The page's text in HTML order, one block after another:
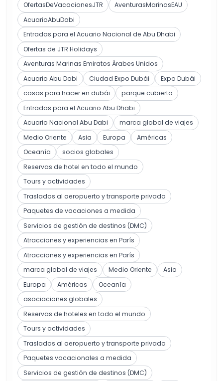
OfertasDeVacacionesJTR
AventurasMarinasEAU
AcuarioAbuDabi
Entradas para el Acuario Nacional de Abu Dhabi
Ofertas de JTR Holidays
Aventuras Marinas Emiratos Árabes Unidos
Acuario Abu Dabi
Ciudad Expo Dubái
Expo Dubái
cosas para hacer en dubái
parque cubierto
Entradas para el Acuario Abu Dhabi
Acuario Nacional Abu Dabi
marca global de viajes
Medio Oriente
Asia Europa
Américas
Oceanía
socios globales
Reservas de hotel en todo el mundo
Tours y actividades
Traslados al aeropuerto y transporte privado
Paquetes de vacaciones a medida
Servicios de gestión de destinos (DMC)
Atracciones y experiencias en París
Atracciones y experiencias en París
marca global de viajes
Medio Oriente
Asia
Europa
Américas
Oceanía
asociaciones globales
Reservas de hoteles en todo el mundo
Tours y actividades
Traslados al aeropuerto y transporte privado
Paquetes vacacionales a medida
Servicios de gestión de destinos (DMC)